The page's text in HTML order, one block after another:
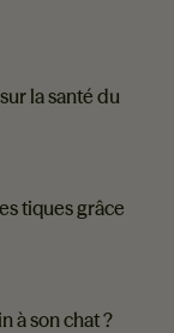
la santé du
tiques grâce
à son chat ?